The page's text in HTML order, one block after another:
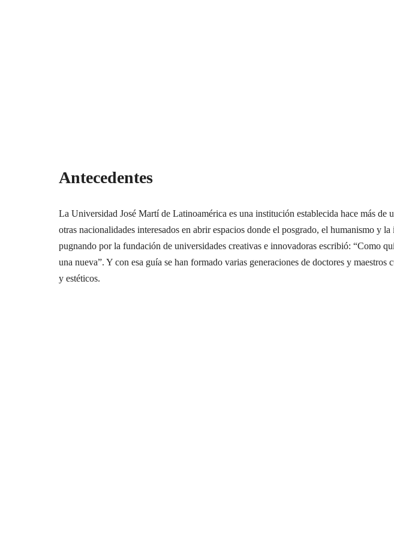
Antecedentes
La Universidad José Martí de Latinoamérica es una institución establecida hace más
otras nacionalidades interesados en abrir espacios donde el posgrado, el humanismo y
pugnando por la fundación de universidades creativas e innovadoras escribió: “Como
una nueva”. Y con esa guía se han formado varias generaciones de doctores y
y estéticos.